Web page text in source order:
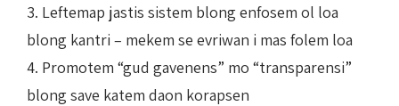
3. Leftemap jastis sistem blong enfosem ol loa
blong kantri – mekem se evriwan i mas folem loa
4. Promotem “gud gavenens” mo “transparensi”
blong save katem daon korapsen